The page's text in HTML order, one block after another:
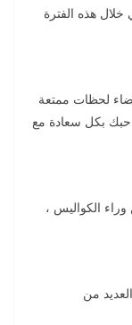
هذه الفترة
لحظات ممتعة
حبك بكل سعادة مع
الكواليس ،
من